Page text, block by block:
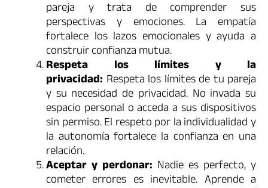
pareja y trata de comprender sus
perspectivas y emociones. La empatía
fortalece los lazos emocionales y ayuda a
construir confianza mutua.
Respeta los límites y la
privacidad: Respeta los límites de tu pareja
y su necesidad de privacidad. No invada su
espacio personal o acceda a sus dispositivos
sin permiso. El respeto por la individualidad y
la autonomía fortalece la confianza en una
relación.
Aceptar y perdonar: Nadie es perfecto, y
cometer errores es inevitable. Aprende a